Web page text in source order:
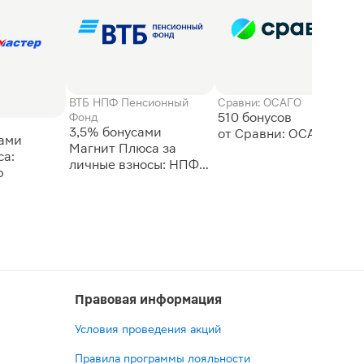
ВТБ НПФ Пенсионный
Фонд
3,5% бонусами
Магнит Плюса за
личные взносы: НПФ
Сравни: ОСАГО
510 бонусов
Правовая информация
Условия проведения акций
Правила программы лояльности